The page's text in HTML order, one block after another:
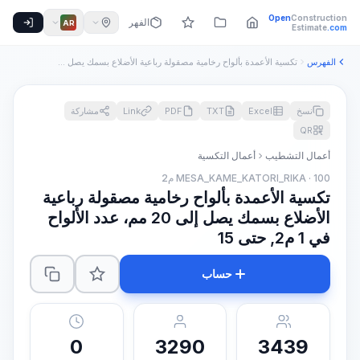
OpenConstruction
Estimate.com الفهرس AR
الفهرس تكسية الأعمدة بألواح رخامية مصقولة رباعية الأضلاع بسمك يصل إ...
نسخ Excel
TXT
PDF
Link
مشاركة
QR
أعمال التشطيب
أعمال التكسية
MESA_KAME_KATORI_RIKA · 100 م2
تكسية الأعمدة بألواح رخامية مصقولة رباعية
الأضلاع بسمك يصل إلى 20 مم، عدد الألواح
في 1 م2, حتى 15
حساب
3439
3290
0